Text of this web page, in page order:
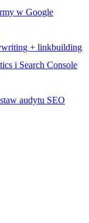
w Google
+ linkbuilding
i Search Console
audytu SEO